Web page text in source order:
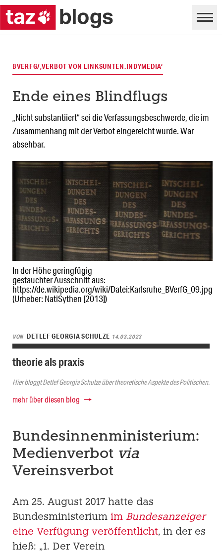
In der Höhe geringfügig
gestauchter Ausschnitt aus:
https://de.wikipedia.org/wiki/Datei:Karlsruhe_BVerfG_09.jpg
(Urheber: NatiSythen [2013])
BVERFG/‚VERBOT VON LINKSUNTEN.INDYMEDIA‘
Ende eines Blindflugs
„Nicht substantiiert“ sei die Verfassungsbeschwerde, die im
Zusammenhang mit der Verbot eingereicht wurde. War
absehbar.
VON DETLEF GEORGIA SCHULZE 14.03.2023
theorie als praxis
Hier bloggt Detlef Georgia Schulze über theoretische Aspekte des Politischen.
mehr über diesen blog
Bundesinnenministerium:
Medienverbot via
Vereinsverbot
Am 25. August 2017 hatte das
Bundesministerium im Bundesanzeiger
eine Verfügung veröffentlicht, in der es
hieß: „1. Der Verein